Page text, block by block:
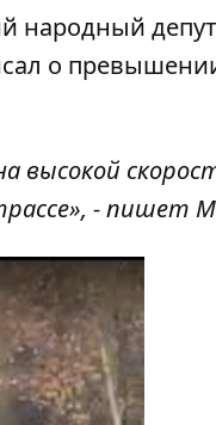
народный
о
высокой
-пишет